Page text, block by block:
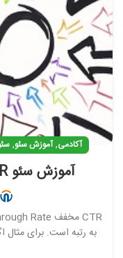
آکادمی,آموزش سئو,
آموزش سئو CTR و راه های افزایش آن